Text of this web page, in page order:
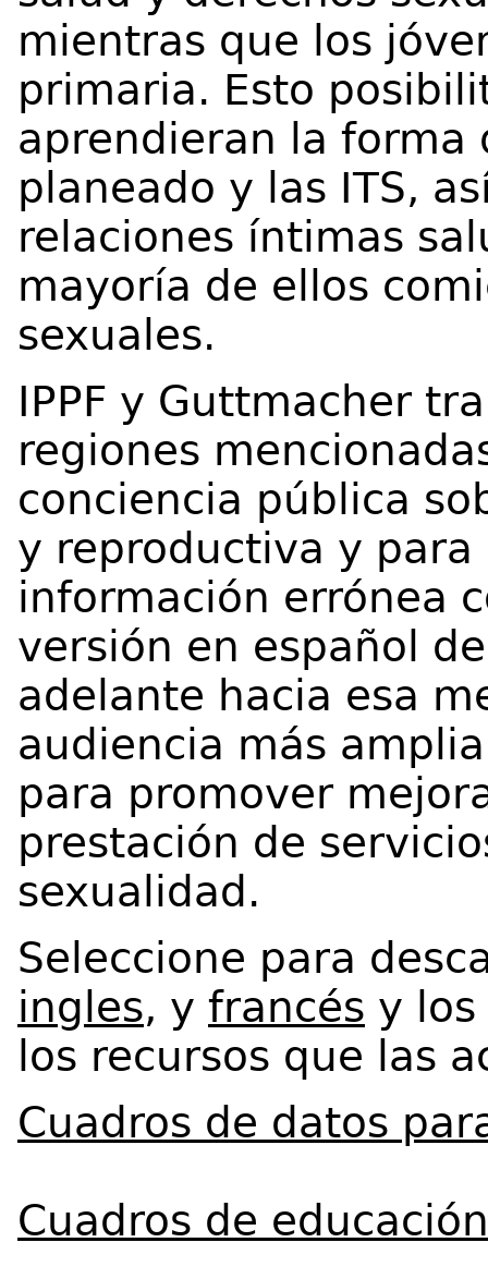
mientras que los
primaria. Esto
aprendieran la forma
planeado y las ITS,
relaciones íntimas
mayoría de ellos
sexuales.
IPPF y Guttmacher
regiones
conciencia pública
y reproductiva y
información errónea
versión en español
adelante hacia esa
audiencia más
para promover
prestación de
sexualidad.
Seleccione para
ingles, y francés y
los recursos que las
Cuadros de datos
Cuadros de